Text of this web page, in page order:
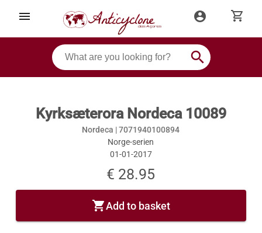
menu account_circle shopping_cart
search
Kyrksæterora Nordeca 10089
Nordeca |7071940100894
Norge-serien
01-01-2017
€ 28.95
shopping_cartAdd to basket